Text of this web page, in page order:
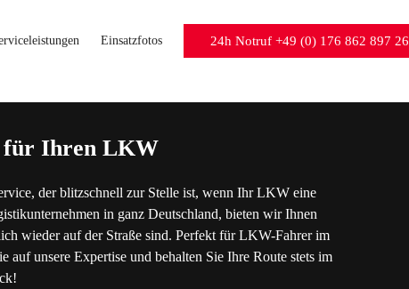
Einsatzfotos 24h Notruf +49 (0) 176 862 897 26
für Ihren LKW
der blitzschnell zur Stelle ist, wenn Ihr LKW eine
in ganz Deutschland, bieten wir Ihnen
wieder auf der Straße sind. Perfekt für LKW-Fahrer im
auf unsere Expertise und behalten Sie Ihre Route stets im